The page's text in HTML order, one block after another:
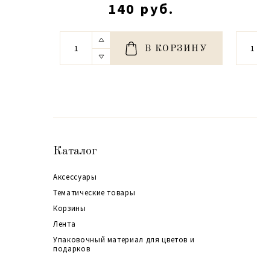
140 руб.
В КОРЗИНУ
Каталог
Аксессуары
Тематические товары
Корзины
Лента
Упаковочный материал для цветов и
подарков